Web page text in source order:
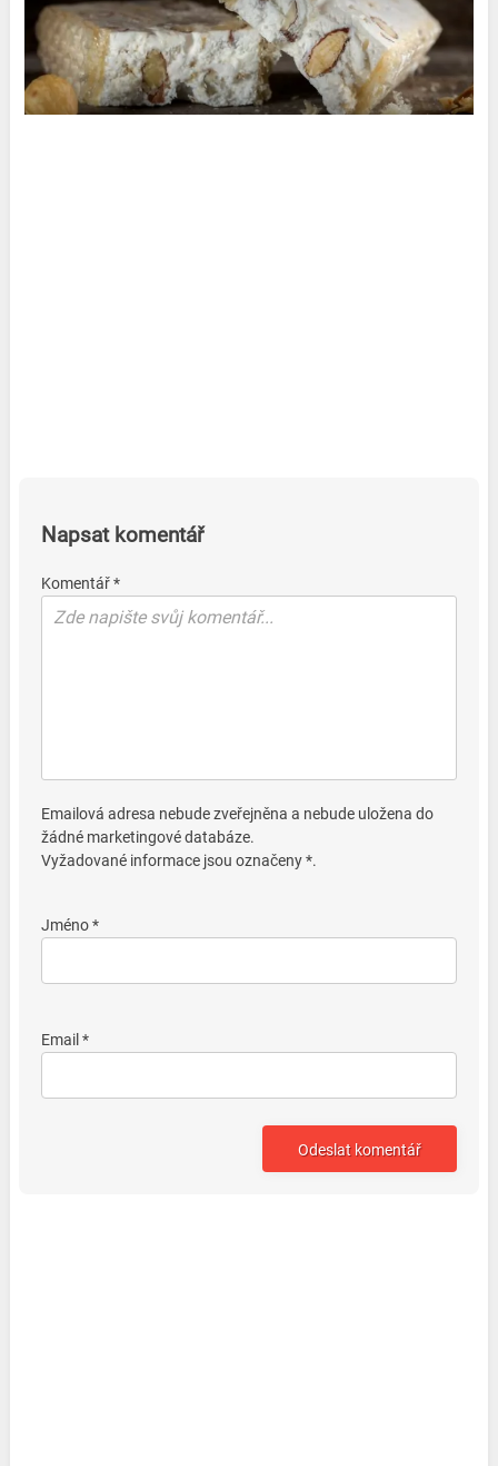
Napsat komentář
Komentář *
Emailová adresa nebude zveřejněna a nebude uložena do
žádné marketingové databáze.
Vyžadované informace jsou označeny *.
Jméno *
Email *